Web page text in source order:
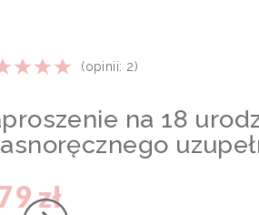
(opinii: 2)
na 18
zł